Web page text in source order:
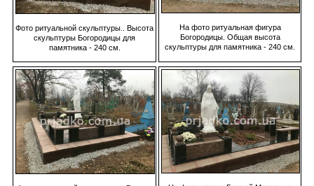
Фото ритуальной скульптуры.. Высота
скульптуры Богородицы для
памятника - 240 см.
На фото ритуальная фигура
Богородицы. Общая высота
скульптуры для памятника - 240 см.